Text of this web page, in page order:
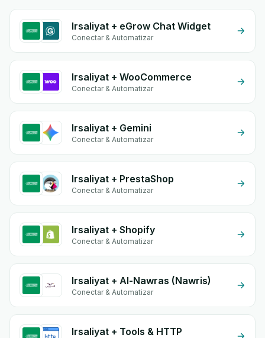
Irsaliyat + eGrow Chat Widget
Conectar & Automatizar
Irsaliyat + WooCommerce
Conectar & Automatizar
Irsaliyat + Gemini
Conectar & Automatizar
Irsaliyat + PrestaShop
Conectar & Automatizar
Irsaliyat + Shopify
Conectar & Automatizar
Irsaliyat + Al-Nawras (Nawris)
Conectar & Automatizar
Irsaliyat + Tools & HTTP